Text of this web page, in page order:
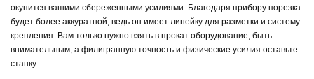
окупится вашими сбереженными усилиями. Благодаря прибору порезка
будет более аккуратной, ведь он имеет линейку для разметки и систему
крепления. Вам только нужно взять в прокат оборудование, быть
внимательным, а филигранную точность и физические усилия оставьте
станку.